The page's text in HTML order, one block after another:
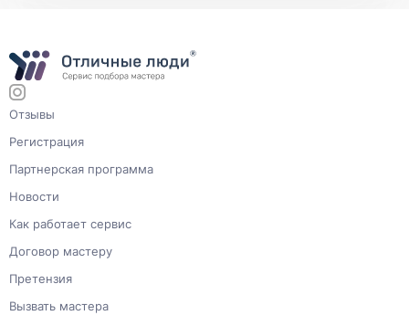
Отзывы
Регистрация
Партнерская программа
Новости
Как работает сервис
Договор мастеру
Претензия
Вызвать мастера